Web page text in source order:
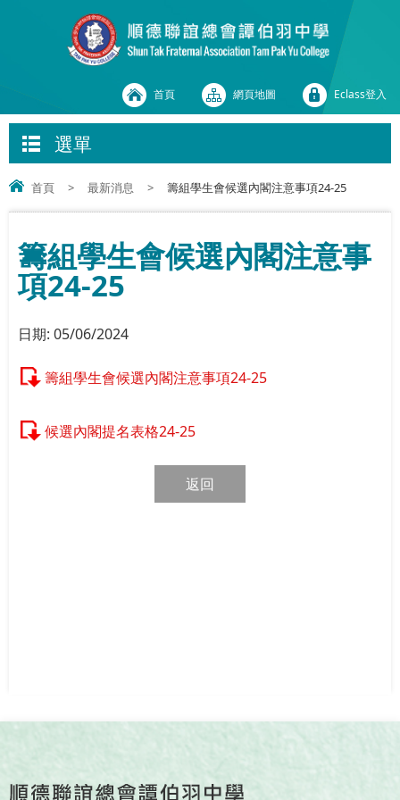
首頁 網頁地圖 Eclass登入
選單
首頁 > 最新消息 > 籌組學生會候選內閣注意事項24-25
籌組學生會候選內閣注意事
項24-25
日期: 05/06/2024
籌組學生會候選內閣注意事項24-25
候選內閣提名表格24-25
返回